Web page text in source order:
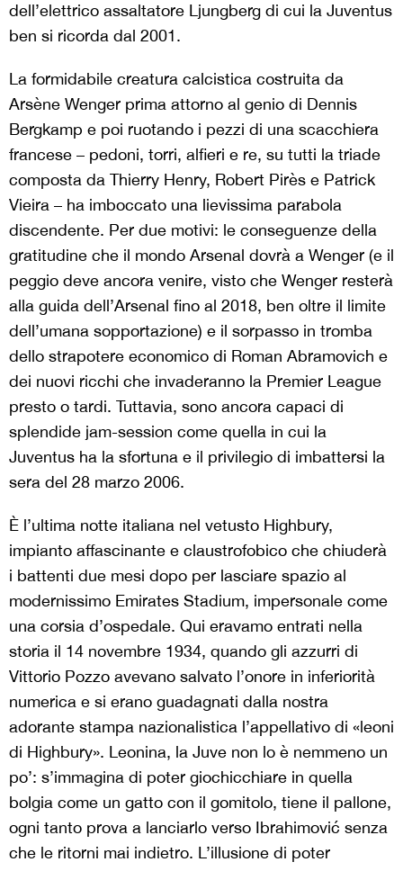
dell’elettrico assaltatore Ljungberg di cui la Juventus
ben si ricorda dal 2001.
La formidabile creatura calcistica costruita da
Arsène Wenger prima attorno al genio di Dennis
Bergkamp e poi ruotando i pezzi di una scacchiera
francese – pedoni, torri, alfieri e re, su tutti la triade
composta da Thierry Henry, Robert Pirès e Patrick
Vieira – ha imboccato una lievissima parabola
discendente. Per due motivi: le conseguenze della
gratitudine che il mondo Arsenal dovrà a Wenger (e il
peggio deve ancora venire, visto che Wenger resterà
alla guida dell’Arsenal fino al 2018, ben oltre il limite
dell’umana sopportazione) e il sorpasso in tromba
dello strapotere economico di Roman Abramovich e
dei nuovi ricchi che invaderanno la Premier League
presto o tardi. Tuttavia, sono ancora capaci di
splendide jam-session come quella in cui la
Juventus ha la sfortuna e il privilegio di imbattersi la
sera del 28 marzo 2006.
È l’ultima notte italiana nel vetusto Highbury,
impianto affascinante e claustrofobico che chiuderà
i battenti due mesi dopo per lasciare spazio al
modernissimo Emirates Stadium, impersonale come
una corsia d’ospedale. Qui eravamo entrati nella
storia il 14 novembre 1934, quando gli azzurri di
Vittorio Pozzo avevano salvato l’onore in inferiorità
numerica e si erano guadagnati dalla nostra
adorante stampa nazionalistica l’appellativo di «leoni
di Highbury». Leonina, la Juve non lo è nemmeno un
po’: s’immagina di poter giochicchiare in quella
bolgia come un gatto con il gomitolo, tiene il pallone,
ogni tanto prova a lanciarlo verso Ibrahimović senza
che le ritorni mai indietro. L’illusione di poter